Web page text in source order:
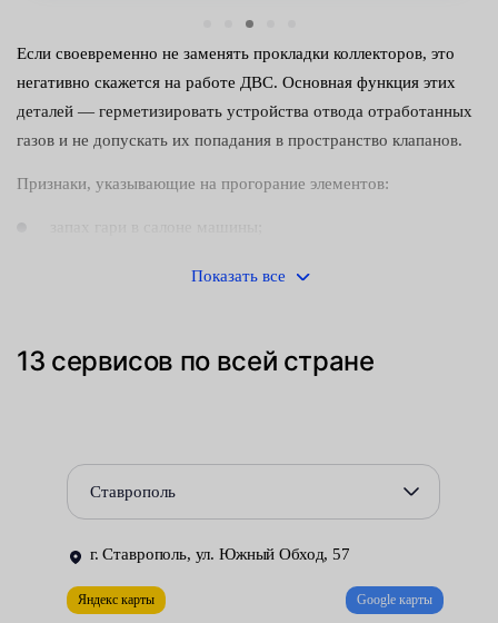
Если своевременно не заменять прокладки коллекторов, это
негативно скажется на работе ДВС. Основная функция этих
деталей — герметизировать устройства отвода отработанных
газов и не допускать их попадания в пространство клапанов.
Признаки, указывающие на прогорание элементов:
трудности с запуском двигателя;
Манжеты, сальники, уплотнители — слабое место любого
прочного асбеста, армированного сталью — они все равно
подвержены разрушению со временем.
В автосервисах Fresh Auto уплотнительные манжеты впуска и
выпуска заменяют оперативно и качественно. Наши
мотористы заодно проверят также общее функционирование
Показать все
13 сервисов по всей стране
Ставрополь
г. Ставрополь, ул. Южный Обход, 57
Яндекс карты Google карты